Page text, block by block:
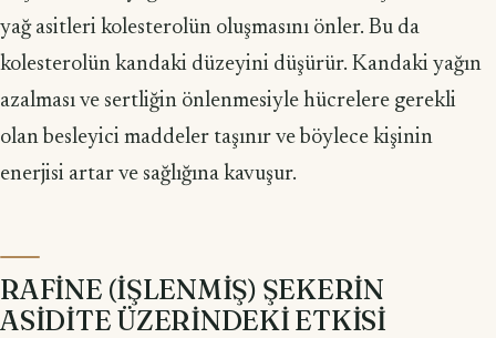
yağ asitleri kolesterolün oluşmasını önler. Bu da
kolesterolün kandaki düzeyini düşürür. Kandaki yağın
azalması ve sertliğin önlenmesiyle hücrelere gerekli
olan besleyici maddeler taşınır ve böylece kişinin
enerjisi artar ve sağlığına kavuşur.
RAFİNE (İŞLENMİŞ) ŞEKERİN
ASİDİTE ÜZERİNDEKİ ETKİSİ